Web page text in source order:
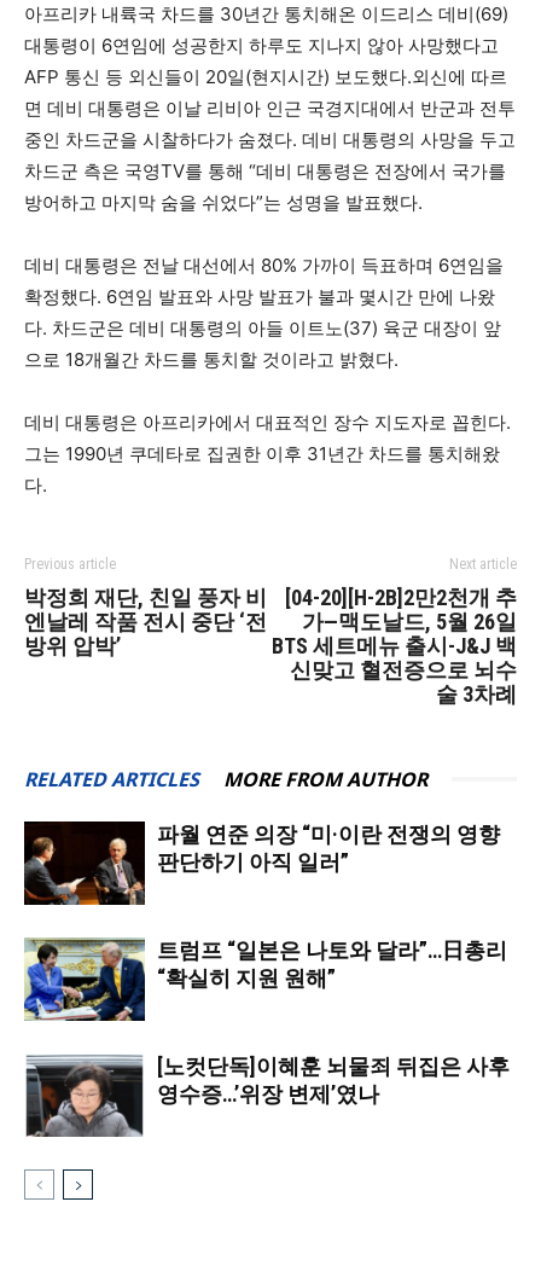
아프리카 내륙국 차드를 30년간 통치해온 이드리스 데비(69)
대통령이 6연임에 성공한지 하루도 지나지 않아 사망했다고
AFP 통신 등 외신들이 20일(현지시간) 보도했다.외신에 따르
면 데비 대통령은 이날 리비아 인근 국경지대에서 반군과 전투
중인 차드군을 시찰하다가 숨졌다. 데비 대통령의 사망을 두고
차드군 측은 국영TV를 통해 “데비 대통령은 전장에서 국가를
방어하고 마지막 숨을 쉬었다”는 성명을 발표했다.
데비 대통령은 전날 대선에서 80% 가까이 득표하며 6연임을
확정했다. 6연임 발표와 사망 발표가 불과 몇시간 만에 나왔
다. 차드군은 데비 대통령의 아들 이트노(37) 육군 대장이 앞
으로 18개월간 차드를 통치할 것이라고 밝혔다.
데비 대통령은 아프리카에서 대표적인 장수 지도자로 꼽힌다.
그는 1990년 쿠데타로 집권한 이후 31년간 차드를 통치해왔
다.
Previous article
박정희 재단, 친일 풍자 비
엔날레 작품 전시 중단 ‘전
방위 압박’
Next article
[04-20][H-2B]2만2천개 추
가—맥도날드, 5월 26일
BTS 세트메뉴 출시-J&J 백
신맞고 혈전증으로 뇌수
술 3차례
RELATED ARTICLES MORE FROM AUTHOR
파월 연준 의장 “미·이란 전쟁의 영향
판단하기 아직 일러”
트럼프 “일본은 나토와 달라”…日총리
“확실히 지원 원해”
[노컷단독]이혜훈 뇌물죄 뒤집은 사후
영수증…’위장 변제’였나